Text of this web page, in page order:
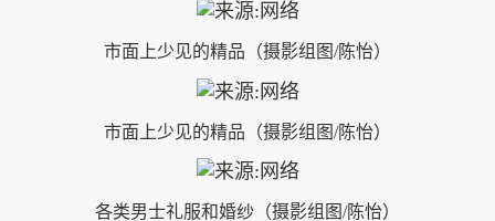
市面上少见的精品（摄影组图/陈怡）
市面上少见的精品（摄影组图/陈怡）
各类男士礼服和婚纱（摄影组图/陈怡）